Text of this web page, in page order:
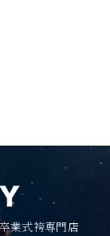
業式袴専門店